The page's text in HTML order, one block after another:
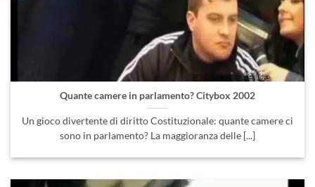
Quante camere in parlamento? Citybox 2002
Un gioco divertente di diritto Costituzionale: quante camere ci
sono in parlamento? La maggioranza delle [...]